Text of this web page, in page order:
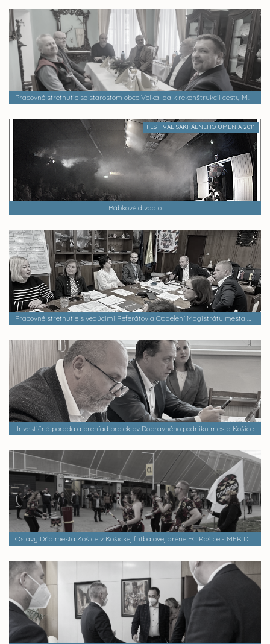
Pracovné stretnutie so starostom obce Veľká Ida k rekonštrukcii cesty MČ Šaca - Veľká Ida
FESTIVAL SAKRÁLNEHO UMENIA 2011
Bábkové divadlo
Pracovné stretnutie s vedúcimi Referátov a Oddelení Magistrátu mesta Košice ku krízovým opatreniam Mesta Košice na rok 2024
Investičná porada a prehľad projektov Dopravného podniku mesta Košice
Oslavy Dňa mesta Košice v Košickej futbalovej aréne FC Košice - MFK Dubnica